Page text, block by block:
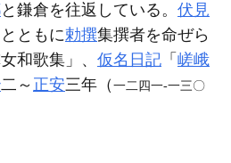
と鎌倉を往返している。 伏見
ともに勅撰集撰者を命ぜら
和歌集」、 仮名日記 「 嵯峨
二～ 正安三年（一二四一‐一三〇